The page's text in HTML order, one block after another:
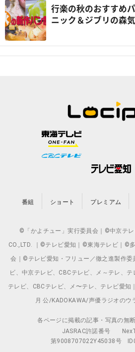
行楽の秋のおすすめ
ニック＆ジブリの森
番組 ショート プレミアム
©「かよチュー」実行委員会｜©中京テ
CO.,LTD. ｜©テレビ愛知｜©東海テレビ｜©
会｜©テレビ愛知・フリュー／徹之進製作
ビ、中京テレビ、CBCテレビ、メ～テレ、
テレビ、CBCテレビ、メ〜テレ、テレビ愛
月 公/KADOKAWA/声優ラジオのウ
各ページに掲載の記事・写真の無
JASRAC許諾番号
第9008707022Y45038号